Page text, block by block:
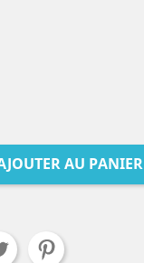
AU PANIER